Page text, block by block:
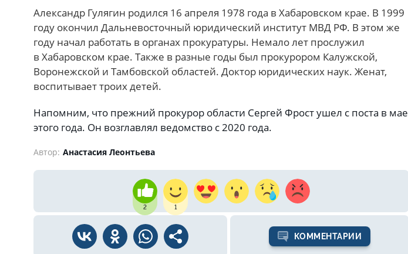
Александр Гулягин родился 16 апреля 1978 года в Хабаровском крае. В 1999
году окончил Дальневосточный юридический институт МВД РФ. В этом же
году начал работать в органах прокуратуры. Немало лет прослужил
в Хабаровском крае. Также в разные годы был прокурором Калужской,
Воронежской и Тамбовской областей. Доктор юридических наук. Женат,
воспитывает троих детей.
Напомним, что прежний прокурор области Сергей Фрост ушел с поста в мае
этого года. Он возглавлял ведомство с 2020 года.
Автор: Анастасия Леонтьева
2 1
КОММЕНТАРИИ